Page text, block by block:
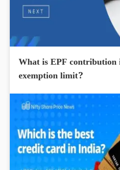
What is EPF contribution
exemption limit?